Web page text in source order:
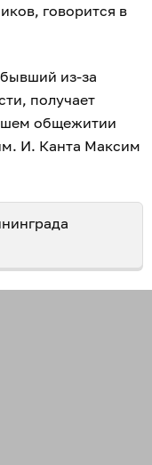
говорится в
из-за
получает
общежитии
И. Канта Максим